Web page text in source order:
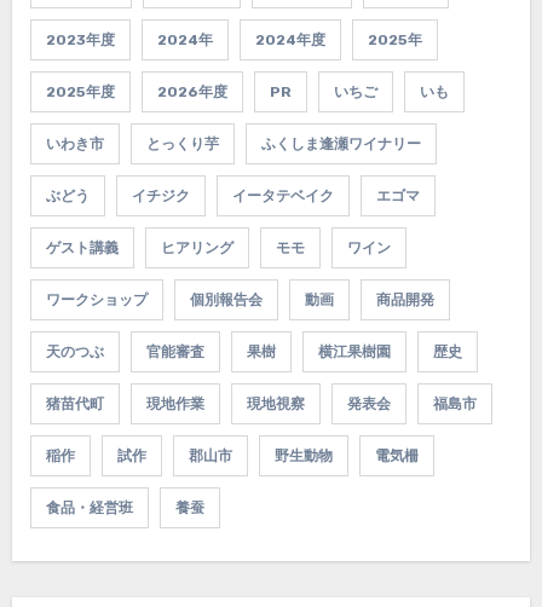
2023年度 2024年 2024年度 2025年
2025年度 2026年度 PR いちご いも
いわき市 とっくり芋 ふくしま逢瀬ワイナリー
ぶどう イチジク イータテベイク エゴマ
ゲスト講義 ヒアリング モモ ワイン
ワークショップ 個別報告会 動画 商品開発
天のつぶ 官能審査 果樹 横江果樹園 歴史
猪苗代町 現地作業 現地視察 発表会 福島市
稲作 試作 郡山市 野生動物 電気柵
食品・経営班 養蚕